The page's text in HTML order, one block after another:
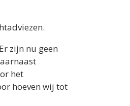
zijn nu geen
het
hoeven wij tot